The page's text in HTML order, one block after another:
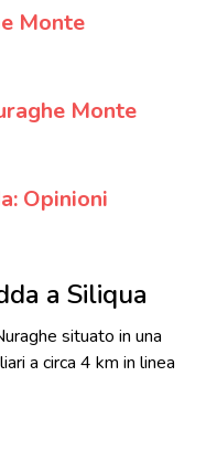
Monte
Monte
Opinioni
a Siliqua
situato in una
a circa 4 km in linea